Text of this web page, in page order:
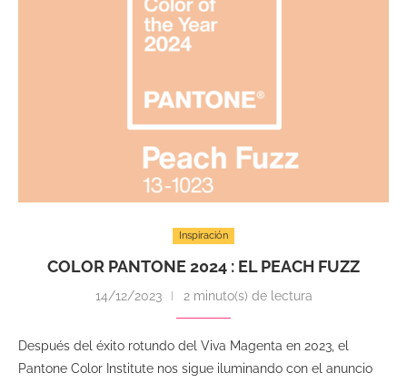
Inspiración
COLOR PANTONE 2024 : EL PEACH FUZZ
14/12/2023 2 minuto(s) de lectura
Después del éxito rotundo del Viva Magenta en 2023, el
Pantone Color Institute nos sigue iluminando con el anuncio